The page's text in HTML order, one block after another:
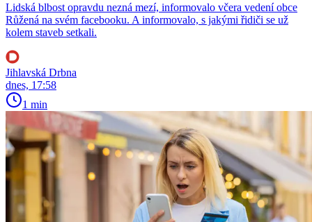
Lidská blbost opravdu nezná mezí, informovalo včera vedení obce
Růžená na svém facebooku. A informovalo, s jakými řidiči se už
kolem staveb setkali.
Jihlavská Drbna
dnes, 17:58
1 min